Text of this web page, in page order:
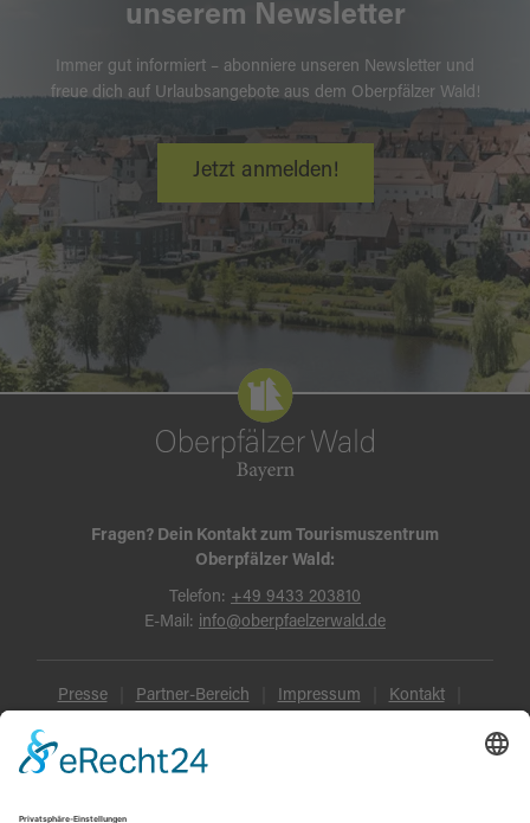
unserem Newsletter
Immer gut informiert – abonniere unseren Newsletter und
freue dich auf Urlaubsangebote aus dem Oberpfälzer Wald!
Jetzt anmelden!
Fragen? Dein Kontakt zum Tourismuszentrum
Oberpfälzer Wald:
Telefon: +49 9433 203810
E-Mail: info@oberpfaelzerwald.de
Presse Partner-Bereich Impressum Kontakt
Datenschutz